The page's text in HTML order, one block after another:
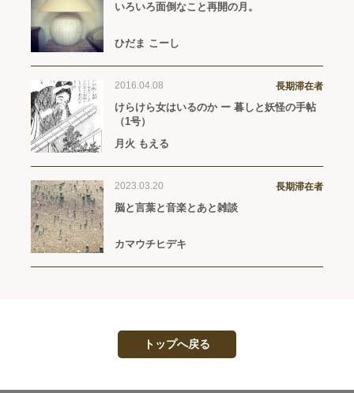
いろいろ面倒なこと再開の月。
ひだま こーし
2016.04.08 長期滞在者
けらけら女はいるのか ー 暮しと妖怪の手帖
（1号）
月火 もえる
2023.03.20 長期滞在者
脳と言葉と音楽とあと雑談
カマウチヒデキ
トップへ戻る